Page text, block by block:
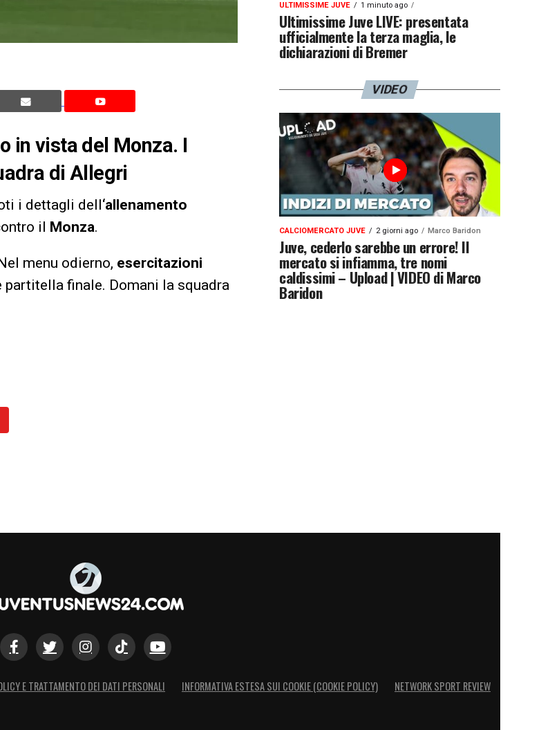
in vista del Monza. I
di Allegri
i dettagli dell‘allenamento
il Monza.
menu odierno, esercitazioni
finale. Domani la squadra
ULTIMISSIME JUVE 1 minuto ago
Ultimissime Juve LIVE: presentata
ufficialmente la terza maglia, le
dichiarazioni di Bremer
VIDEO
CALCIOMERCATO JUVE 2 giorni ago Marco Baridon
Juve, cederlo sarebbe un errore! Il
mercato si infiamma, tre nomi
caldissimi – Upload | VIDEO di Marco
Baridon
E TRATTAMENTO DEI DATI PERSONALI INFORMATIVA ESTESA SUI COOKIE (COOKIE POLICY) NETWORK SPORT REVIEW